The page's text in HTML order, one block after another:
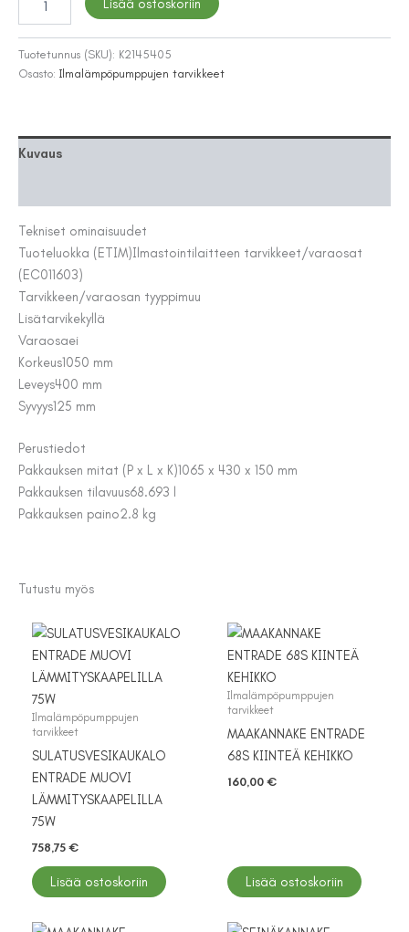
TECNOSYSTEMI
RIVER
1050X400
Lisää ostoskoriin
Tuotetunnus (SKU): K2145405
Osasto: Ilmalämpöpumppujen tarvikkeet
Kuvaus
Tekniset ominaisuudet
Tuoteluokka (ETIM)Ilmastointilaitteen tarvikkeet/varaosat
(EC011603)
Tarvikkeen/varaosan tyyppimuu
Lisätarvikekyllä
Varaosaei
Korkeus1050 mm
Leveys400 mm
Syvyys125 mm
Perustiedot
Pakkauksen mitat (P x L x K)1065 x 430 x 150 mm
Pakkauksen tilavuus68.693 l
Pakkauksen paino2.8 kg
Tutustu myös
Ilmalämpöpumppujen
tarvikkeet
SULATUSVESIKAUKALO
ENTRADE MUOVI
LÄMMITYSKAAPELILLA
75W
758,75 €
Lisää ostoskoriin
Ilmalämpöpumppujen
tarvikkeet
MAAKANNAKE ENTRADE
68S KIINTEÄ KEHIKKO
160,00 €
Lisää ostoskoriin